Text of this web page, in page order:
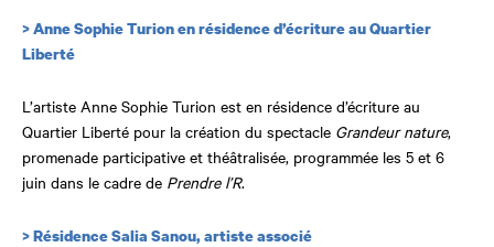
> Anne Sophie Turion en résidence d’écriture au Quartier
Liberté
L’artiste Anne Sophie Turion est en résidence d’écriture au
Quartier Liberté pour la création du spectacle Grandeur nature,
promenade participative et théâtralisée, programmée les 5 et 6
juin dans le cadre de Prendre l’R.
> Résidence Salia Sanou, artiste associé